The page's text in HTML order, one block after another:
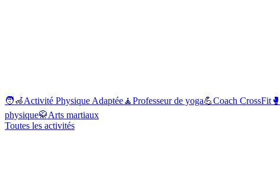
🧑‍🦽Activité Physique Adaptée🧘Professeur de yoga💪Coach CrossFit 🥊
physique🥋Arts martiaux
Toutes les activités